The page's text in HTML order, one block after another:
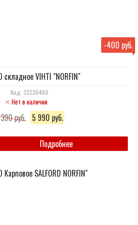
-400 руб.
складное VIHTI "NORFIN"
Код: 33230460
Нет в наличии
руб. 5 990 руб.
Подробнее